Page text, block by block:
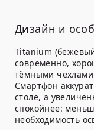
Дизайн и
Titanium
современно,
тёмными
Смартфон
столе, а
спокойнее:
необходимость